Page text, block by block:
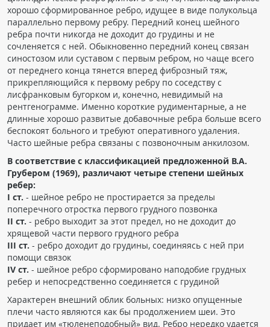
ПАЦИЕНТАМ
Где пройти обследование
Компьютерная томография (КТ)
Магнитно-резонансная томография (МРТ)
Спросить врача
ПОМОЩЬ
хорошо сформированное ребро, идущее в виде полукольца
параллельно первому ребру. Передний конец шейного
ребра почти никогда не доходит до грудины и не
сочленяется с ней. Обыкновенно передний конец связан
синостозом или суставом с первым ребром, но чаще всего
от переднего конца тянется вперед фиброзный тяж,
прикрепляющийся к первому ребру по соседству с
лисфранковым бугорком и, конечно, невидимый на
рентгенограмме. Именно короткие рудиментарные, а не
длинные хорошо развитые добавочные ребра больше всего
беспокоят больного и требуют оперативного удаления.
Часто шейные ребра связаны с позвоночным анкилозом.
В соответствие с классификацией предложенной В.А.
Грубером (1969), различают четыре степени шейных
ребер:
I ст. - шейное ребро не простирается за пределы
поперечного отростка первого грудного позвонка
II ст. - ребро выходит за этот предел, но не доходит до
хрящевой части первого грудного ребра
III ст. - ребро доходит до грудины, соединяясь с ней при
помощи связок
IV ст. - шейное ребро сформировано наподобие грудных
ребер и непосредственно соединяется с грудиной
Характерен внешний облик больных: низко опущенные
плечи часто являются как бы продолжением шеи. Это
придает им «тюленеподобный» вид. Ребро нередко удается